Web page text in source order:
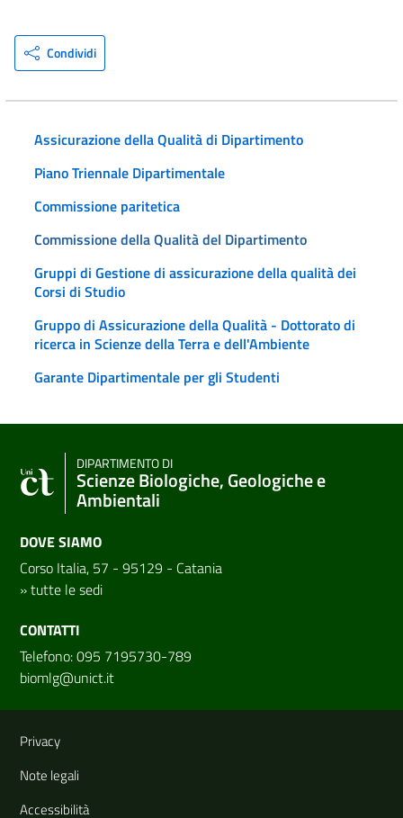
Condividi
Assicurazione della Qualità di Dipartimento
Piano Triennale Dipartimentale
Commissione paritetica
Commissione della Qualità del Dipartimento
Gruppi di Gestione di assicurazione della qualità dei
Corsi di Studio
Gruppo di Assicurazione della Qualità - Dottorato di
ricerca in Scienze della Terra e dell'Ambiente
Garante Dipartimentale per gli Studenti
DIPARTIMENTO DI
Scienze Biologiche, Geologiche e
Ambientali
DOVE SIAMO
Corso Italia, 57 - 95129 - Catania
»tutte le sedi
CONTATTI
Telefono: 095 7195730-789
biomlg@unict.it
Link e informazioni utili
Privacy
Note legali
Accessibilità